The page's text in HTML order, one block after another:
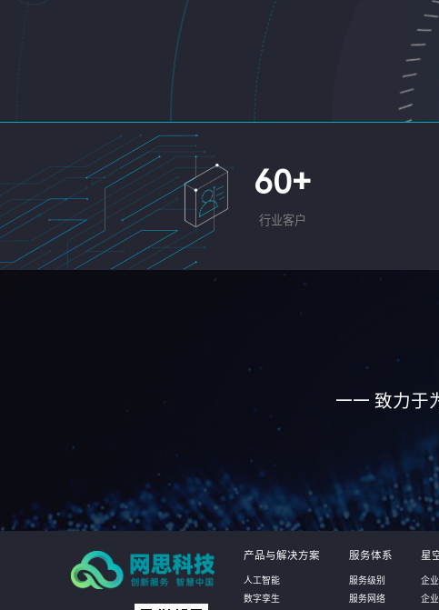
60+
行业客户
—— 致力于
产品与解决方案
人工智能
数字孪生
服务体系
服务级别
服务网络
星
企
企